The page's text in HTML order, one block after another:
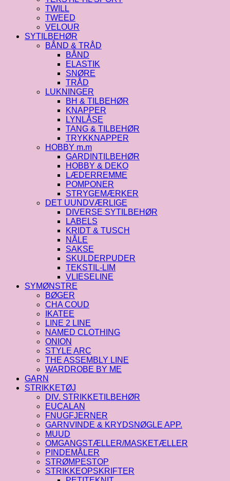
TWILL
TWEED
VELOUR
SYTILBEHØR
BÅND & TRÅD
BÅND
ELASTIK
SNØRE
TRÅD
LUKNINGER
BH & TILBEHØR
KNAPPER
LYNLÅSE
TANG & TILBEHØR
TRYKKNAPPER
HOBBY m.m
GARDINTILBEHØR
HOBBY & DEKO
LÆDERREMME
POMPONER
STRYGEMÆRKER
DET UUNDVÆRLIGE
DIVERSE SYTILBEHØR
LABELS
KRIDT & TUSCH
NÅLE
SAKSE
SKULDERPUDER
TEKSTIL-LIM
VLIESELINE
SYMØNSTRE
BØGER
CHA COUD
IKATEE
LINE 2 LINE
NAMED CLOTHING
ONION
STYLE ARC
THE ASSEMBLY LINE
WARDROBE BY ME
GARN
STRIKKETØJ
DIV. STRIKKETILBEHØR
EUCALAN
FNUGFJERNER
GARNVINDE & KRYDSNØGLE APP.
MUUD
OMGANGSTÆLLER/MASKETÆLLER
PINDEMÅLER
STRØMPESTOP
STRIKKEOPSKRIFTER